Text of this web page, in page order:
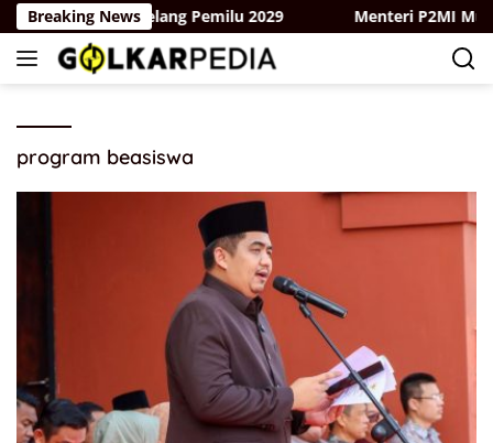
Langsung
ke
konten
Breaking News
dan Milenial Jelang Pemilu 2029 Menteri P2MI
program beasiswa